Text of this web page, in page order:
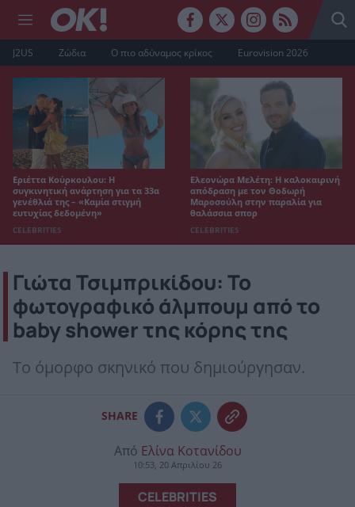
J2US Ζώδια Ο πιο αδύναμος κρίκος Eurovision 2026
Εριέττα Κούρκουλου: Η
συγκινητική ανάρτηση για τα 33α
γενέθλιά της – «Καμία στιγμή
ευτυχίας δεδομένη»
CELEBRITIES
Ελεονώρα Μελέτη: Η καλοκαιρινή
απόδραση με τον Θοδωρή
Μαροσούλη στην παραλία για
θαλάσσια σπορ
CELEBRITIES
Γιώτα Τσιμπρικίδου: Το
φωτογραφικό άλμπουμ από το
baby shower της κόρης της
Το όμορφο σκηνικό που δημιούργησαν.
SHARE
Από Ελίνα Κοτανίδου
10:53, 20 Απριλίου 26
CELEBRITIES